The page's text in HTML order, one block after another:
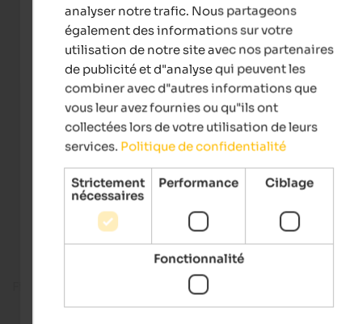
analyser notre trafic. Nous partageons
également des informations sur votre
utilisation de notre site avec nos partenaires
de publicité et d"analyse qui peuvent les
combiner avec d"autres informations que
vous leur avez fournies ou qu"ils ont
collectées lors de votre utilisation de leurs
services. Politique de confidentialité
Strictement
nécessaires
Performance Ciblage
Fonctionnalité